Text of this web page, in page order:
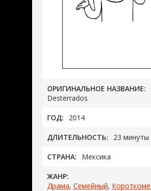
ОРИГИНАЛЬНОЕ НАЗВАНИЕ:
Desterrados
ГОД: 2014
ДЛИТЕЛЬНОСТЬ: 23 минуты
СТРАНА: Мексика
ЖАНР:
Драма, Семейный,